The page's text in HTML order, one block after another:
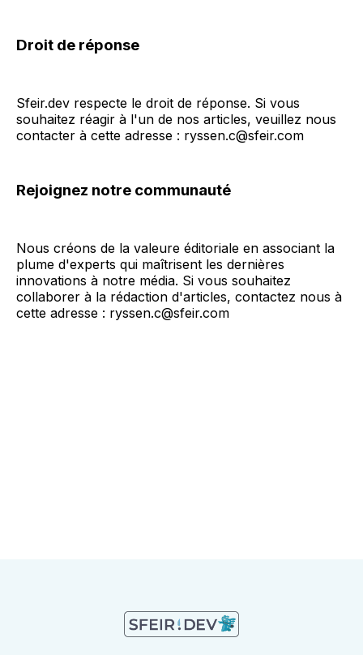
Droit de réponse
Sfeir.dev respecte le droit de réponse. Si vous
souhaitez réagir à l'un de nos articles, veuillez nous
contacter à cette adresse : ryssen.c@sfeir.com
Rejoignez notre communauté
Nous créons de la valeure éditoriale en associant la
plume d'experts qui maîtrisent les dernières
innovations à notre média. Si vous souhaitez
collaborer à la rédaction d'articles, contactez nous à
cette adresse : ryssen.c@sfeir.com